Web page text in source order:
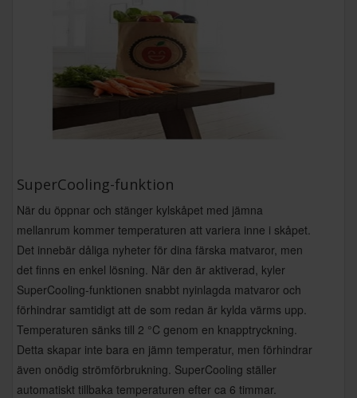
SuperCooling-funktion
När du öppnar och stänger kylskåpet med jämna
mellanrum kommer temperaturen att variera inne i skåpet.
Det innebär dåliga nyheter för dina färska matvaror, men
det finns en enkel lösning. När den är aktiverad, kyler
SuperCooling-funktionen snabbt nyinlagda matvaror och
förhindrar samtidigt att de som redan är kylda värms upp.
Temperaturen sänks till 2 °C genom en knapptryckning.
Detta skapar inte bara en jämn temperatur, men förhindrar
även onödig strömförbrukning. SuperCooling ställer
automatiskt tillbaka temperaturen efter ca 6 timmar.